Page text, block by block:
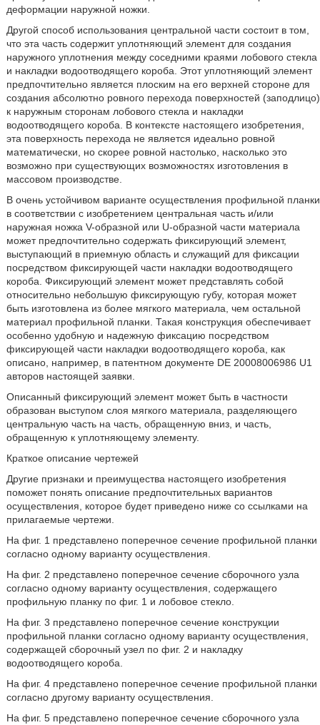
деформации наружной ножки.
Другой способ использования центральной части состоит в том,
что эта часть содержит уплотняющий элемент для создания
наружного уплотнения между соседними краями лобового стекла
и накладки водоотводящего короба. Этот уплотняющий элемент
предпочтительно является плоским на его верхней стороне для
создания абсолютно ровного перехода поверхностей (заподлицо)
к наружным сторонам лобового стекла и накладки
водоотводящего короба. В контексте настоящего изобретения,
эта поверхность перехода не является идеально ровной
математически, но скорее ровной настолько, насколько это
возможно при существующих возможностях изготовления в
массовом производстве.
В очень устойчивом варианте осуществления профильной планки
в соответствии с изобретением центральная часть и/или
наружная ножка V-образной или U-образной части материала
может предпочтительно содержать фиксирующий элемент,
выступающий в приемную область и служащий для фиксации
посредством фиксирующей части накладки водоотводящего
короба. Фиксирующий элемент может представлять собой
относительно небольшую фиксирующую губу, которая может
быть изготовлена из более мягкого материала, чем остальной
материал профильной планки. Такая конструкция обеспечивает
особенно удобную и надежную фиксацию посредством
фиксирующей части накладки водоотводящего короба, как
описано, например, в патентном документе DE 20008006986 U1
авторов настоящей заявки.
Описанный фиксирующий элемент может быть в частности
образован выступом слоя мягкого материала, разделяющего
центральную часть на часть, обращенную вниз, и часть,
обращенную к уплотняющему элементу.
Краткое описание чертежей
Другие признаки и преимущества настоящего изобретения
поможет понять описание предпочтительных вариантов
осуществления, которое будет приведено ниже со ссылками на
прилагаемые чертежи.
На фиг. 1 представлено поперечное сечение профильной планки
согласно одному варианту осуществления.
На фиг. 2 представлено поперечное сечение сборочного узла
согласно одному варианту осуществления, содержащего
профильную планку по фиг. 1 и лобовое стекло.
На фиг. 3 представлено поперечное сечение конструкции
профильной планки согласно одному варианту осуществления,
содержащей сборочный узел по фиг. 2 и накладку
водоотводящего короба.
На фиг. 4 представлено поперечное сечение профильной планки
согласно другому варианту осуществления.
На фиг. 5 представлено поперечное сечение сборочного узла